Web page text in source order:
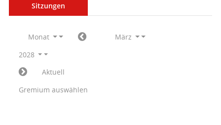
Sitzungen
Monat
März
2028
Aktuell
Gremium auswählen